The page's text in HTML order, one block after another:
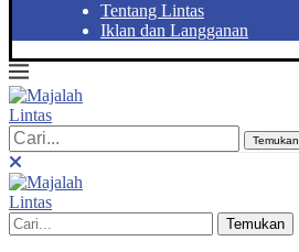
Tentang Lintas
Iklan dan Langganan
Temukan
Temukan